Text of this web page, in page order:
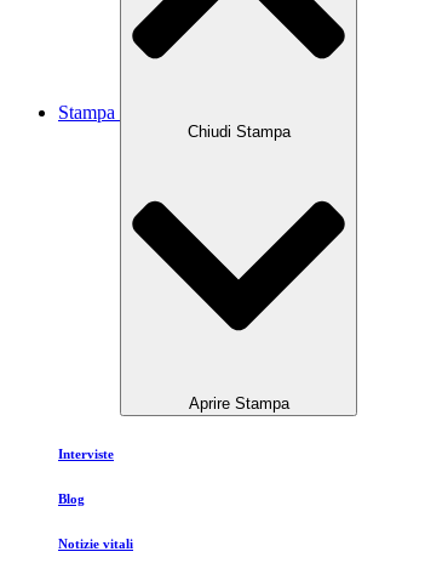
Stampa
Chiudi Stampa
Aprire Stampa
Interviste
Blog
Notizie vitali